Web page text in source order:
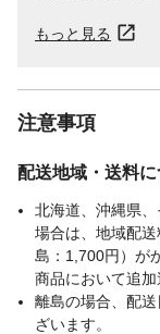
もっと見る
注意事項
配送地域・送料に
北海道、沖縄県
場合は、地域配
島：1,700円）が
商品において追加
離島の場合、配
ざいます。